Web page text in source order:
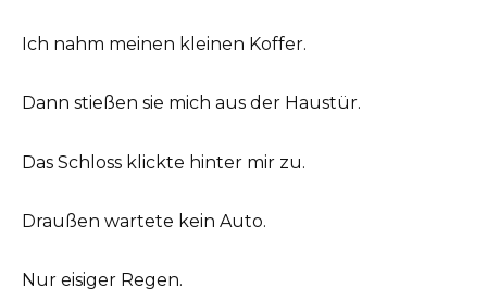
Ich nahm meinen kleinen Koffer.
Dann stießen sie mich aus der Haustür.
Das Schloss klickte hinter mir zu.
Draußen wartete kein Auto.
Nur eisiger Regen.